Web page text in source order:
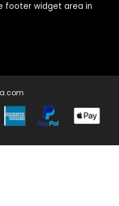
footer widget area in